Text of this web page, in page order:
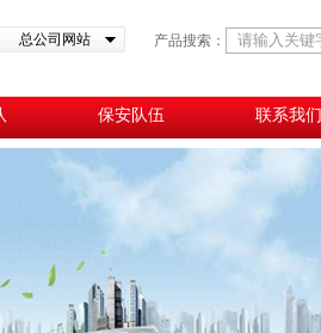
总公司网站 产品搜索：
保安队伍 联系我们